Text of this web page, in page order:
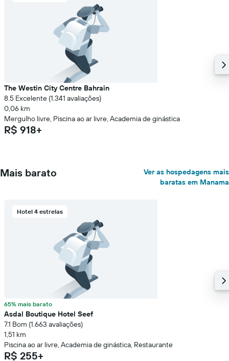
The Westin City Centre Bahrain
8.5 Excelente (1.341 avaliações)
0,06 km
Mergulho livre, Piscina ao ar livre, Academia de ginástica
R$ 918+
Mais barato
Ver as hospedagens mais
baratas em Manama
Hotel 4 estrelas
65% mais barato
Asdal Boutique Hotel Seef
7.1 Bom (1.663 avaliações)
1,51 km
Piscina ao ar livre, Academia de ginástica, Restaurante
R$ 255+